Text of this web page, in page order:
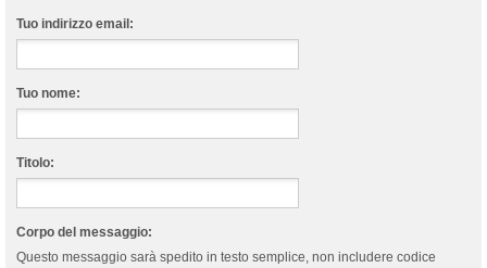
Tuo indirizzo email:
Tuo nome:
Titolo:
Corpo del messaggio:
Questo messaggio sarà spedito in testo semplice, non includere codice